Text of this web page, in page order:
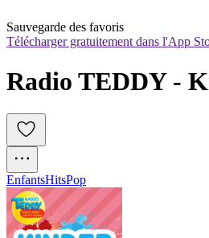
Sauvegarde des favoris
Télécharger gratuitement dans l'App
Radio TEDDY -
EnfantsHitsPop